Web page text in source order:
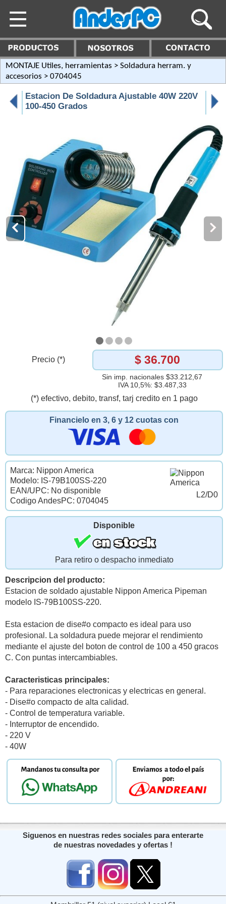
MONTAJE Utiles, herramientas > Soldadura herram. y
accesorios > 0704045
Estacion De Soldadura Ajustable 40W 220V
100-450 Grados
Precio (*) $ 36.700
Sin imp. nacionales $33.212,67
IVA 10,5%: $3.487,33
(*) efectivo, debito, transf, tarj credito en 1 pago
Financielo en 3, 6 y 12 cuotas con
L2/D0
Marca: Nippon America
Modelo: IS-79B100SS-220
EAN/UPC: No disponible
Codigo AndesPC: 0704045
Disponible
Para retiro o despacho inmediato
Descripcion del producto:
Estacion de soldado ajustable Nippon America Pipeman
modelo IS-79B100SS-220.
Esta estacion de dise#o compacto es ideal para uso
profesional. La soldadura puede mejorar el rendimiento
mediante el ajuste del boton de control de 100 a 450 gracos
C. Con puntas intercambiables.
Caracteristicas principales:
- Para reparaciones electronicas y electricas en general.
- Dise#o compacto de alta calidad.
- Control de temperatura variable.
- Interruptor de encendido.
- 220 V
- 40W
Siguenos en nuestras redes sociales para enterarte
de nuestras novedades y ofertas !